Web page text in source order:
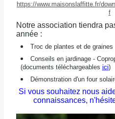
https://www.maisonslaffitte.fr/
f
Notre association tiendra
année :
Troc de plantes et de graines
Conseils en jardinage -
(documents téléchargeables ici)
Démonstration d'un four
Si vous souhaitez nous
connaissances,